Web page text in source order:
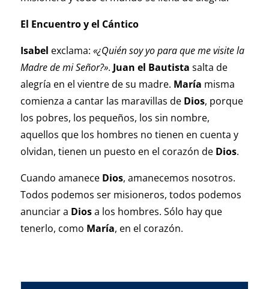
El Encuentro y el Cántico
Isabel exclama: «¿Quién soy yo para que me visite la
Madre de mi Señor?». Juan el Bautista salta de
alegría en el vientre de su madre. María misma
comienza a cantar las maravillas de Dios, porque
los pobres, los pequeños, los sin nombre,
aquellos que los hombres no tienen en cuenta y
olvidan, tienen un puesto en el corazón de Dios.
Cuando amanece Dios, amanecemos nosotros.
Todos podemos ser misioneros, todos podemos
anunciar a Diosa los hombres. Sólo hay que
tenerlo, como María, en el corazón.